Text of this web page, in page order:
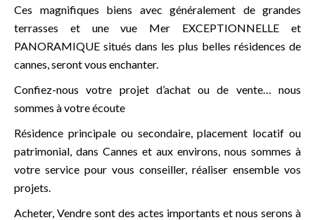
Ces magnifiques biens avec généralement de grandes
terrasses et une vue Mer EXCEPTIONNELLE et
PANORAMIQUE situés dans les plus belles résidences de
cannes, seront vous enchanter.
Confiez-nous votre projet d’achat ou de vente… nous
sommes à votre écoute
Résidence principale ou secondaire, placement locatif ou
patrimonial, dans Cannes et aux environs, nous sommes à
votre service pour vous conseiller, réaliser ensemble vos
projets.
Acheter, Vendre sont des actes importants et nous serons à